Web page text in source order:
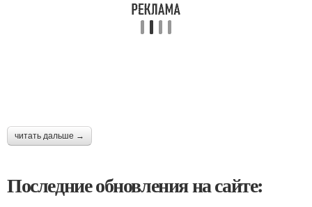
читать дальше →
Последние обновления на сайте: